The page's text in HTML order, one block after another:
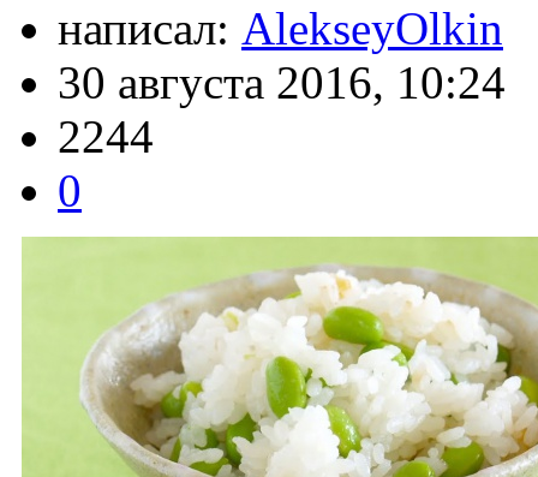
написал: AlekseyOlkin
30 августа 2016, 10:24
2244
0